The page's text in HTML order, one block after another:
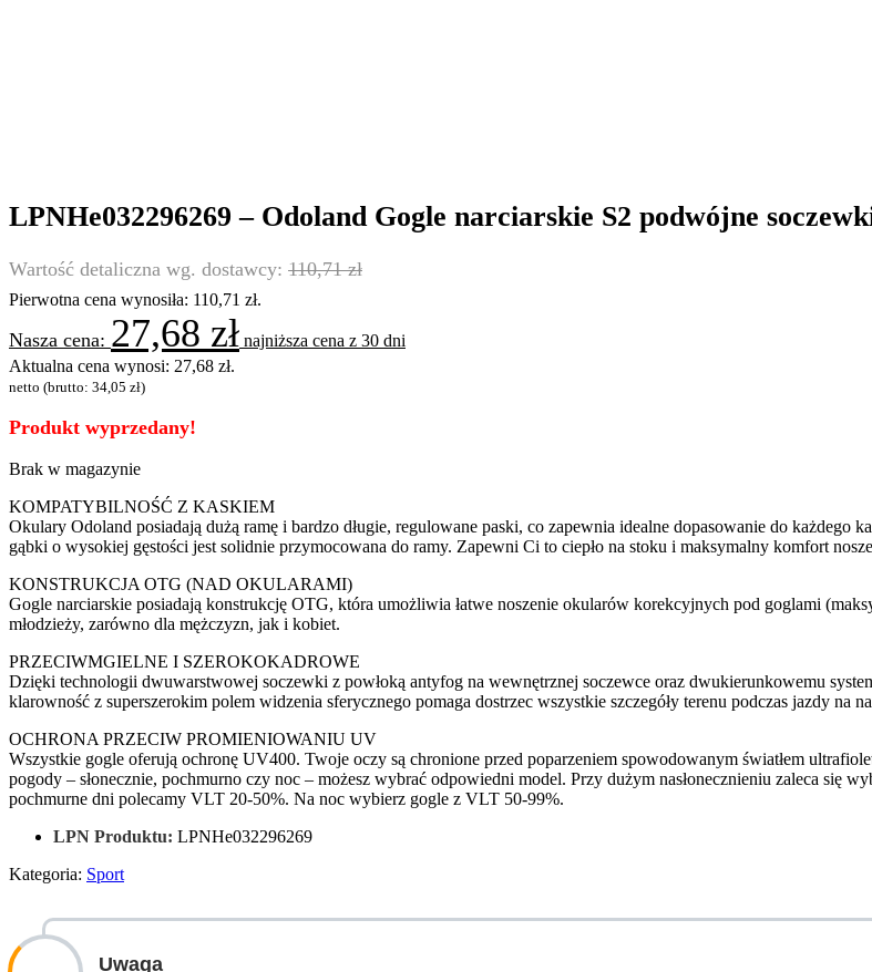
LPNHe032296269 – Odoland Gogle narciarskie S2 podwójne
110,71zł
Pierwotna cena wynosiła: 110,71 zł.
27,68 zł najniższa cena z 30 dni
Aktualna cena wynosi: 27,68 zł.
netto (brutto: 34,05 zł)
Produkt wyprzedany!
Brak w magazynie
KOMPATYBILNOŚĆ Z KASKIEM
Okulary Odoland posiadają dużą ramę i bardzo długie, regulowane paski, co zapewnia idealne dopasowanie do
gąbki o wysokiej gęstości jest solidnie przymocowana do ramy. Zapewni Ci to ciepło na stoku i maksymalny komfort
KONSTRUKCJA OTG (NAD OKULARAMI)
Gogle narciarskie posiadają konstrukcję OTG, która umożliwia łatwe noszenie okularów korekcyjnych pod goglami
młodzieży, zarówno dla mężczyzn, jak i kobiet.
PRZECIWMGIELNE I SZEROKOKADROWE
Dzięki technologii dwuwarstwowej soczewki z powłoką antyfog na wewnętrznej soczewce oraz dwukierunkowemu
klarowność z superszerokim polem widzenia sferycznego pomaga dostrzec wszystkie szczegóły terenu podczas jazdy na
OCHRONA PRZECIW PROMIENIOWANIU UV
Wszystkie gogle oferują ochronę UV400. Twoje oczy są chronione przed poparzeniem spowodowanym światłem
pogody – słonecznie, pochmurno czy noc – możesz wybrać odpowiedni model. Przy dużym nasłonecznieniu zaleca
pochmurne dni polecamy VLT 20-50%. Na noc wybierz gogle z VLT 50-99%.
LPN Produktu: LPNHe032296269
Kategoria: Sport
Uwaga